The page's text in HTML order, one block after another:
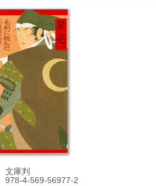
文庫判
978-4-569-56977-2